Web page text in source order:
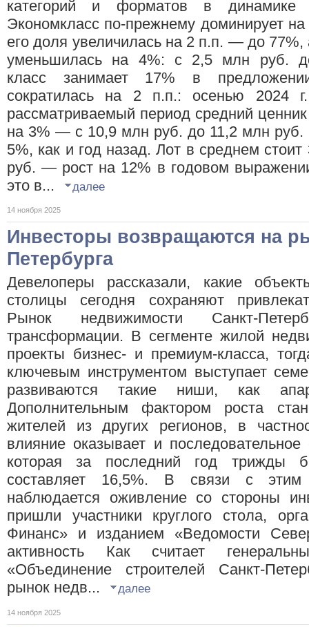
категорий и форматов в динамике
Экономкласс по-прежнему доминирует на
его доля увеличилась на 2 п.п. — до
уменьшилась на 4%: с 2,5 млн руб.
класс занимает 17% в
сократилась на 2 п.п.: осенью 2024
рассматриваемый период средний
на 3% — с 10,9 млн руб. до 11,2 млн руб.
5%, как и год назад. Лот в среднем
руб. — рост на 12% в годовом
это в...
далее
14 ноября 2025
Инвесторы возвращаются на
Петербурга
Девелоперы рассказали, какие
столицы сегодня сохраняют
Рынок недвижимости Санкт-
трансформации. В сегменте жилой
проекты бизнес- и премиум-класса,
ключевым инструментом выступает
развиваются такие ниши, как
Дополнительным фактором роста
жителей из других регионов, в
влияние оказывает и
которая за последний год трижды
составляет 16,5%. В связи с
наблюдается оживление со стороны
пришли участники круглого стола,
Финанс» и изданием «Ведомости
активность Как считает
«Объединение строителей Санкт-
рынок недв...
далее
14 ноября 2025